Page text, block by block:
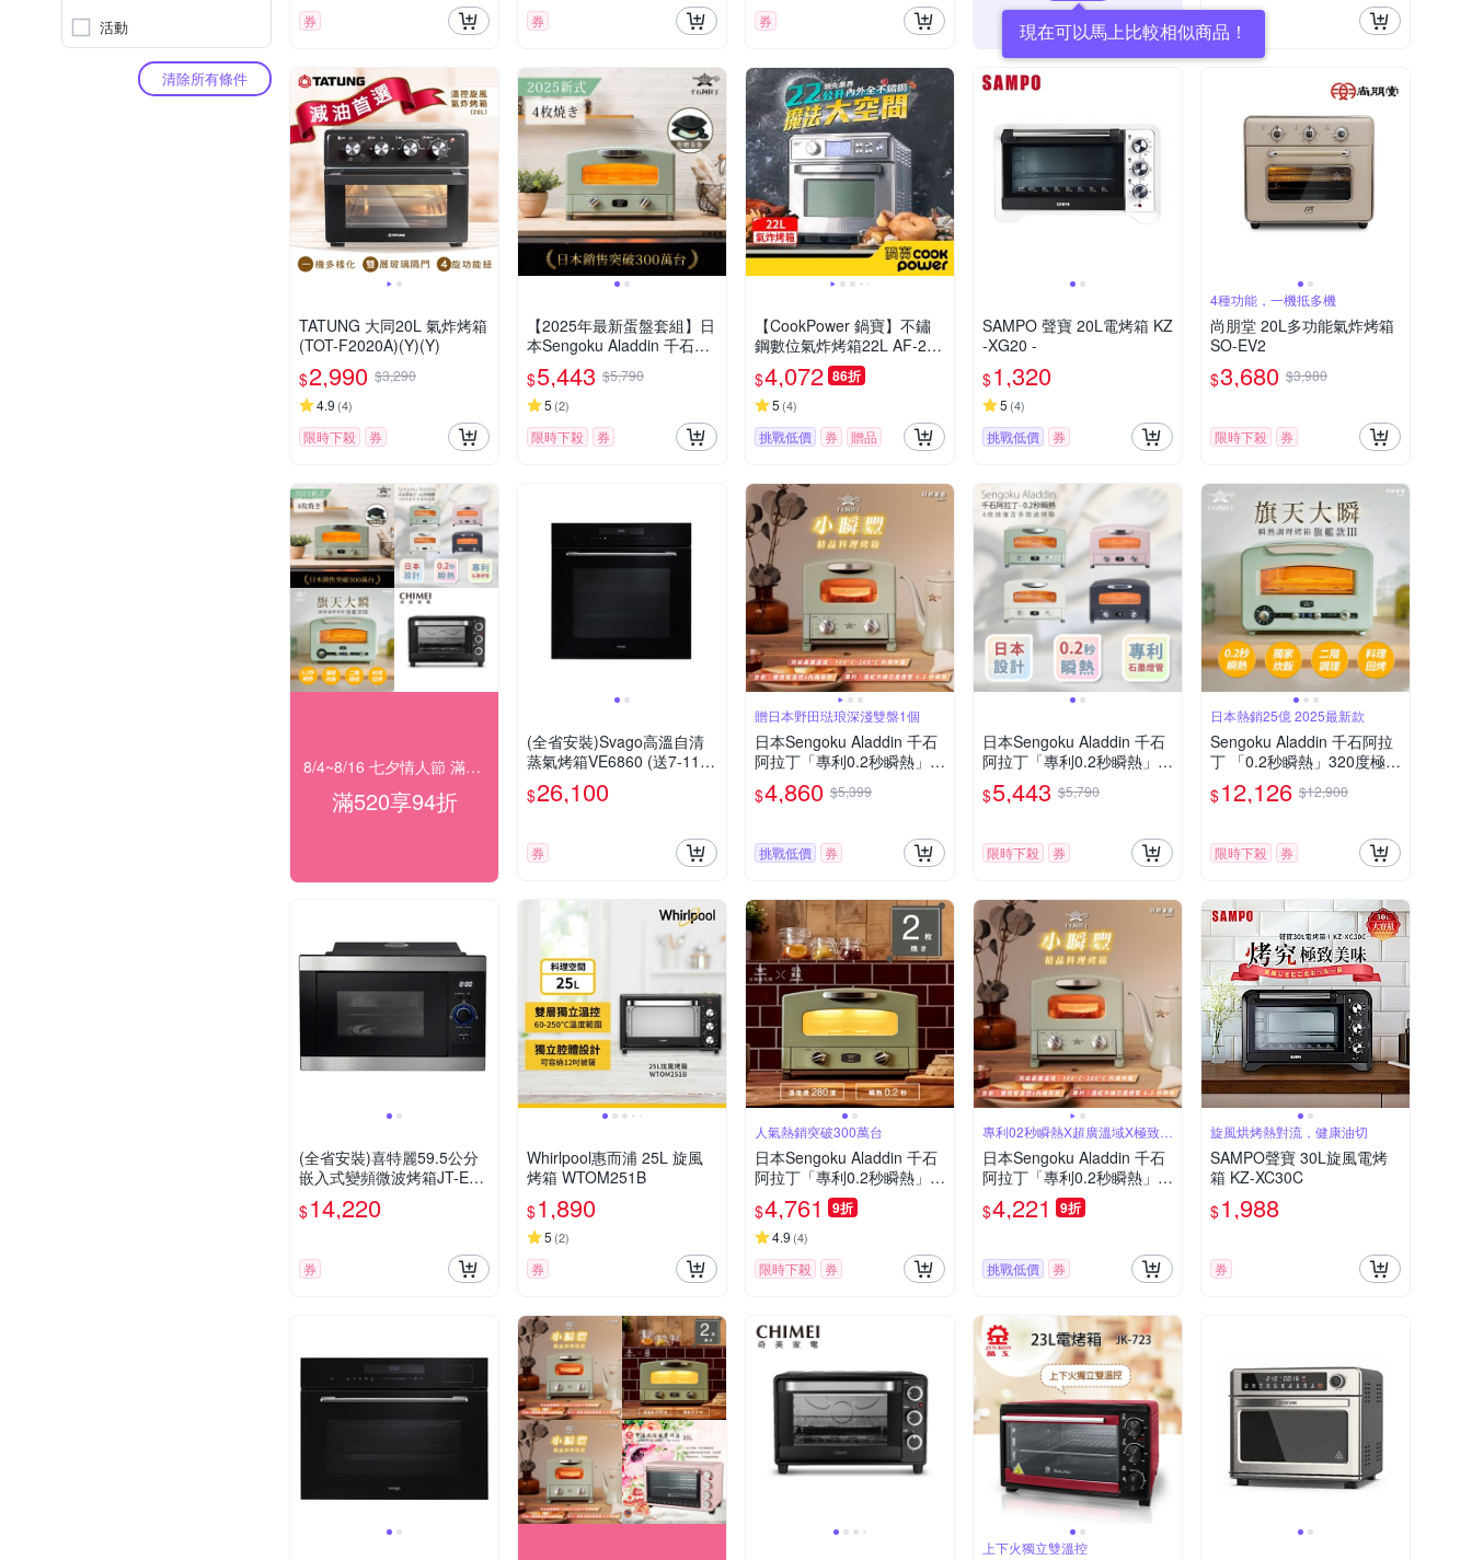
活動
清除所有條件
券 券 券 現在可以馬上比較相似商品！
券
TATUNG 大同20L 氣炸烤箱
(TOT-F2020A)(Y)(Y)
$2,990 $3,290
4.9 (4)
限時下殺 券
【2025年最新蛋盤套組】日
本Sengoku Aladdin 千石阿
拉丁「專利0.2秒瞬熱」四枚
燒復古多用途烤箱 AET-G13
T
$5,443 $5,790
5 (2)
限時下殺 券
【CookPower 鍋寶】不鏽
鋼數位氣炸烤箱22L AF-220
5SS
$4,072 86折
5 (4)
挑戰低價 券
贈品
SAMPO 聲寶 20L電烤箱 KZ
-XG20 -
$1,320
5 (4)
挑戰低價 券
4種功能，一機抵多機
尚朋堂 20L多功能氣炸烤箱
SO-EV2
$3,680 $3,980
限時下殺 券
8/4~8/16 七夕情人節 滿額94折
滿520享94折
(全省安裝)Svago高溫自清
蒸氣烤箱VE6860 (送7-11商
品卡1500元)
$26,100
券
贈日本野田琺琅深淺雙盤1個
日本Sengoku Aladdin 千石
阿拉丁「專利0.2秒瞬熱」小
瞬豐 | 1枚精品料理烤箱AET
-G8AT贈野田琺琅深淺雙盤
$4,860 $5,399
挑戰低價 券
日本Sengoku Aladdin 千石
阿拉丁「專利0.2秒瞬熱」四
枚燒多用途烤箱(內附烤盤)
$5,443 $5,790
限時下殺 券
日本熱銷25億 2025最新款
Sengoku Aladdin 千石阿拉
丁 「0.2秒瞬熱」320度極炙
烤箱三代旗艦款AET-GP14T
B(2025最新款│旗天大瞬)
$12,126 $12,900
限時下殺 券
(全省安裝)喜特麗59.5公分
嵌入式變頻微波烤箱JT-EB1
02 ★送7-11商品卡3100元
$14,220
券
Whirlpool惠而浦 25L 旋風
烤箱 WTOM251B
$1,890
5 (2)
券
人氣熱銷突破300萬台
日本Sengoku Aladdin 千石
阿拉丁「專利0.2秒瞬熱」2
枚燒復古多用途烤箱 AET-G
S13T
$4,761 9折
4.9 (4)
限時下殺 券
專利02秒瞬熱X超廣溫域X極致輕
量
日本Sengoku Aladdin 千石
阿拉丁「專利0.2秒瞬熱」小
瞬豐 | 1枚精品料理烤箱AET
-G8AT
$4,221 9折
挑戰低價 券
旋風烘烤熱對流，健康油切
SAMPO聲寶 30L旋風電烤
箱 KZ-XC30C
$1,988
券
上下火獨立雙溫控